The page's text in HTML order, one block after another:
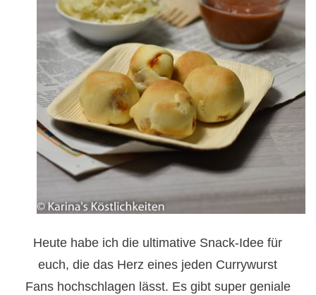
Heute habe ich die ultimative Snack-Idee für
euch, die das Herz eines jeden Currywurst
Fans hochschlagen lässt. Es gibt super geniale